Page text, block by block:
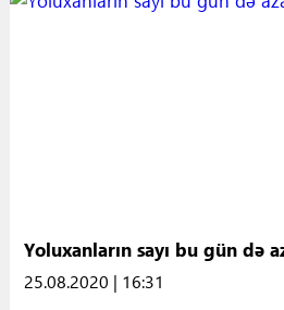
Yoluxanların sayı bu gün də
25.08.2020 | 16:31